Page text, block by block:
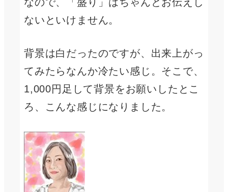
ないといけません。
背景は白だったのですが、出来上がっ
てみたらなんか冷たい感じ。そこで、
1,000円足して背景をお願いしたとこ
ろ、こんな感じになりました。